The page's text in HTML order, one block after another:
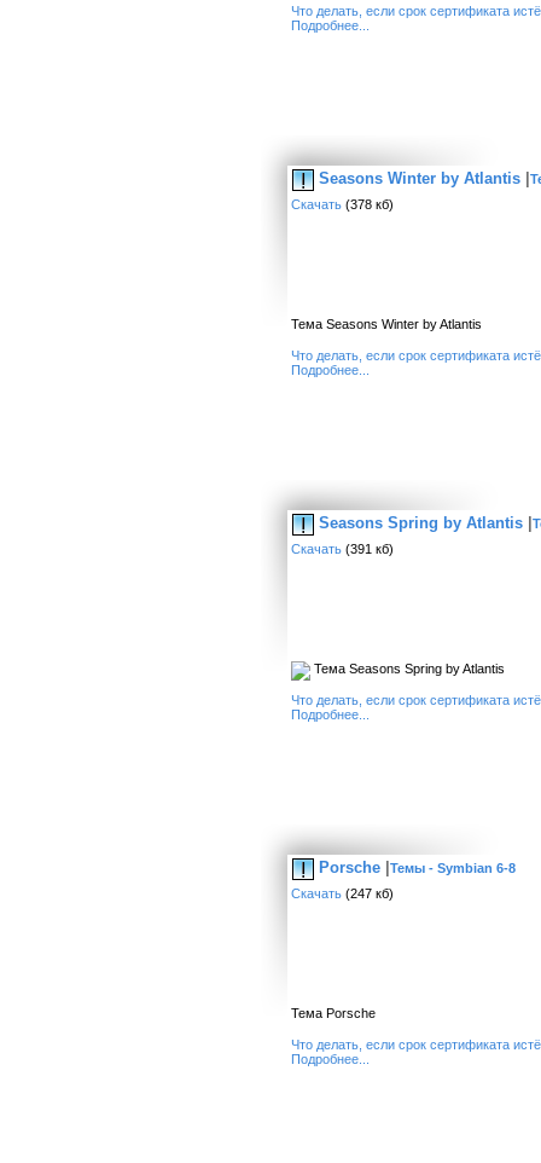
Что делать, если срок сертификата
Подробнее...
Seasons Winter by Atlantis |
Скачать (378 кб)
Тема Seasons Winter by Atlantis
Что делать, если срок сертификата
Подробнее...
Seasons Spring by Atlantis |
Скачать (391 кб)
Тема Seasons Spring by Atlantis
Что делать, если срок сертификата
Подробнее...
Porsche |Темы - Symbian 6-8
Скачать (247 кб)
Тема Porsche
Что делать, если срок сертификата
Подробнее...